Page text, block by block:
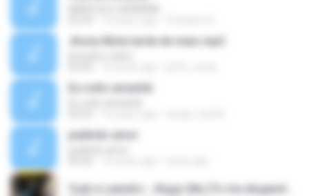
Jhony Mota tarde de mais.mp3
Eu volto amanhã
pedindo amor